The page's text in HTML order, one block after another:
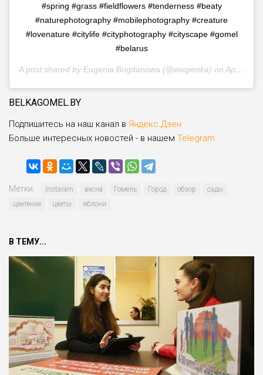
#spring #grass #fieldflowers #tenderness #beaty
#naturephotography #mobilephotography #creature
#lovenature #citylife #cityphotography #cityscape #gomel
#belarus
A post shared by Eugenia Bogdanowa (@ewgienka) on Apr 8, 2020 at 1:54am PDT
BELKAGOMEL.BY
Подпишитесь на наш канал в Яндекс.Дзен
Больше интересных новостей - в нашем Telegram
Метки: Instaram весна Гомель Город обзор
сады
цветение
цветы яблони
В ТЕМУ...